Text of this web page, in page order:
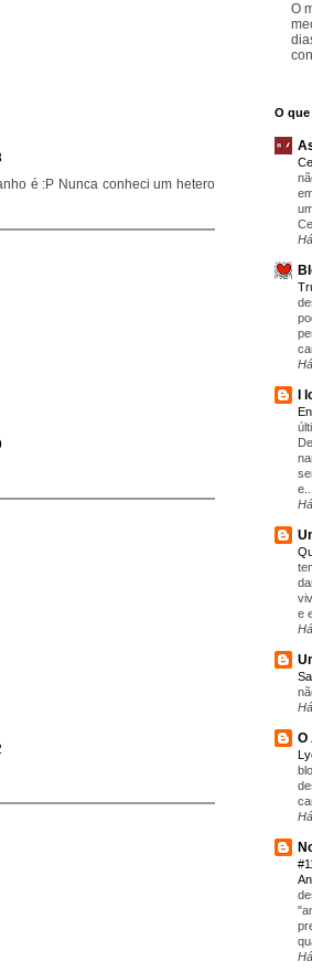
é :P Nunca conheci um hetero
O
O
I
e...
e
O